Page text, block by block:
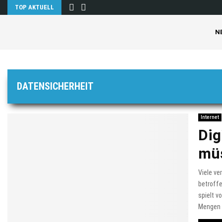
TOP AKTUELL
DATENSICHERHEIT
Internet
Viele
spielt
Mengen